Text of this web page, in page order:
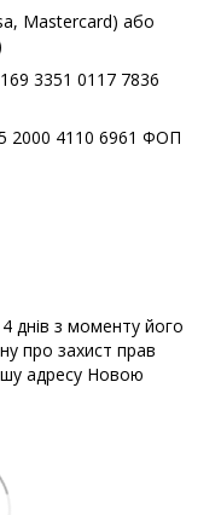
Mastercard) або
3351 0117 7836
2000 4110 6961 ФОП
днів з моменту його
про захист прав
адресу Новою